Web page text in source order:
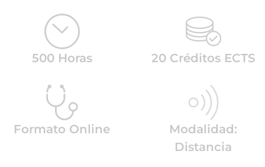
500 Horas 20 Créditos ECTS
Formato Online
Modalidad:
Distancia